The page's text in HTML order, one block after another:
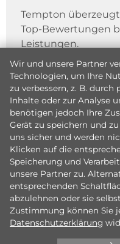
Tempton
Top-Bewertungen
Leistungen.
Wir und unsere Partner
Technologien, um Ihre
zu verbessern, z. B.
Inhalte oder zur Analyse
benötigen jedoch Ihre
Gerät zu speichern und
uns sicher und werden
Klicken auf die
Speicherung und
unsere Partner zu.
entsprechenden
abzulehnen oder sie
Zustimmung können Sie
Datenschutzerklärung